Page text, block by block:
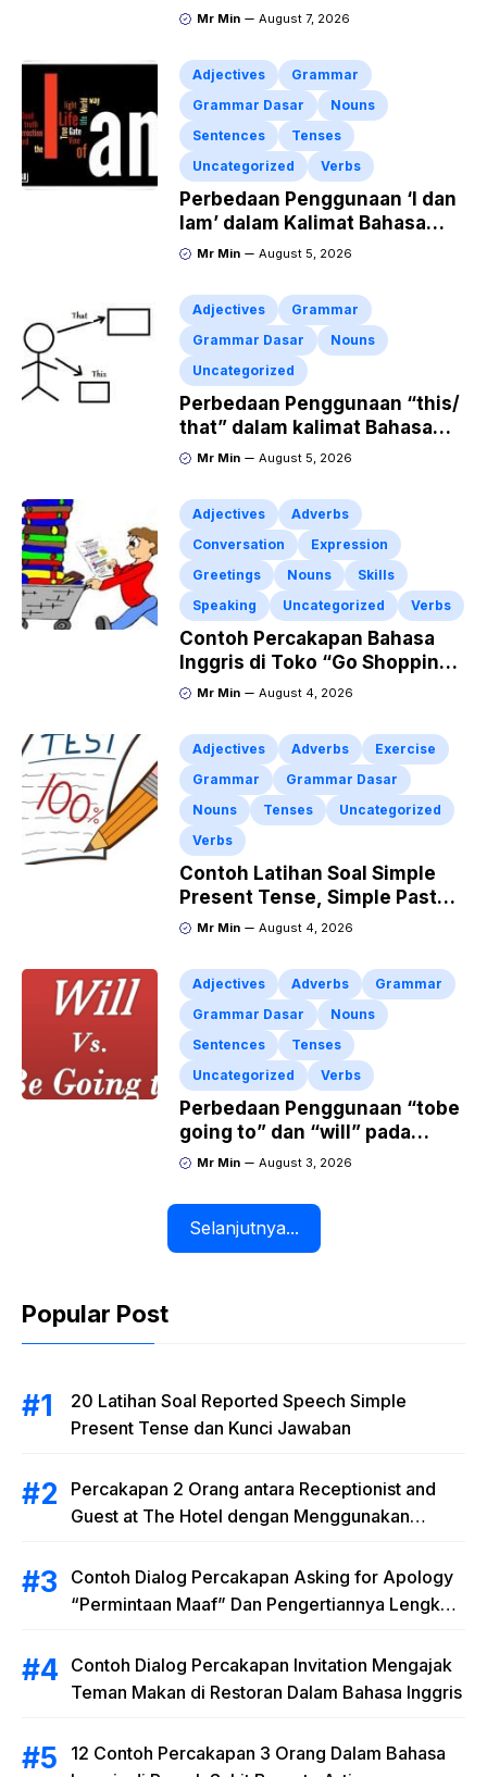
Inggris dalam Bentuk Simple
Mr Min August 7, 2026
Adjectives
Grammar
Grammar Dasar
Nouns
Sentences
Tenses
Uncategorized
Verbs
Perbedaan Penggunaan ‘I dan
Iam’ dalam Kalimat Bahasa
Inggris
Mr Min August 5, 2026
Adjectives
Grammar
Grammar Dasar
Nouns
Uncategorized
Perbedaan Penggunaan “this/
that” dalam kalimat Bahasa
Inggris Lengkap dengan
Mr Min August 5, 2026
Adjectives
Adverbs
Conversation
Expression
Greetings
Nouns
Skills
Speaking
Uncategorized Verbs
Contoh Percakapan Bahasa
Inggris di Toko “Go Shopping”
Beserta Penjelasannya
Mr Min August 4, 2026
Adjectives Adverbs
Exercise
Grammar
Grammar Dasar
Nouns
Tenses
Uncategorized
Verbs
Contoh Latihan Soal Simple
Present Tense, Simple Past
Tense dan Simple Future
Pembahasan
Mr Min August 4, 2026
Adjectives Adverbs
Grammar
Grammar Dasar
Nouns
Sentences
Tenses
Uncategorized
Verbs
Perbedaan Penggunaan “tobe
going to” dan “will” pada
Kalimat Simple Future Tense
Mr Min August 3, 2026
Selanjutnya...
Popular Post
20 Latihan Soal Reported Speech Simple
Present Tense dan Kunci Jawaban
Percakapan 2 Orang antara Receptionist and
Guest at The Hotel dengan Menggunakan
Contoh Dialog Percakapan Asking for Apology
“Permintaan Maaf” Dan Pengertiannya Lengkap
Contoh Dialog Percakapan Invitation Mengajak
Teman Makan di Restoran Dalam Bahasa Inggris
12 Contoh Percakapan 3 Orang Dalam Bahasa